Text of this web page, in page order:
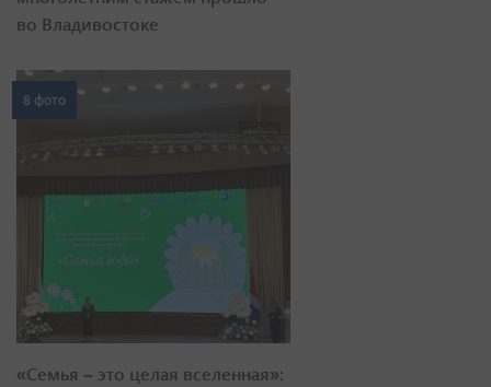
во Владивостоке
8 фото
«Семья – это целая вселенная»: